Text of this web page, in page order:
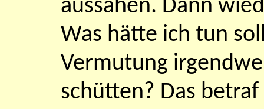
aussahen. Dann
Was hätte ich tun
Vermutung
schütten? Das